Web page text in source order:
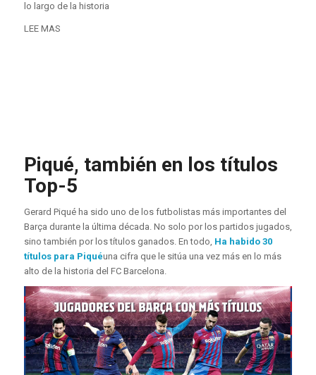
lo largo de la historia
LEE MAS
Piqué, también en los títulos
Top-5
Gerard Piqué ha sido uno de los futbolistas más importantes del
Barça durante la última década. No solo por los partidos jugados,
sino también por los títulos ganados. En todo, Ha habido 30
títulos para Piquéuna cifra que le sitúa una vez más en lo más
alto de la historia del FC Barcelona.